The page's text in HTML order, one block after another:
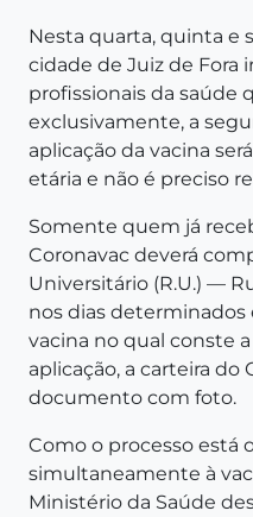
Nesta quarta, quinta e
cidade de Juiz de Fora
profissionais da saúde
exclusivamente, a
aplicação da vacina
etária e não é preciso
Somente quem já
Coronavac deverá
Universitário (R.U.) —
nos dias determinados
vacina no qual conste
aplicação, a carteira do
documento com foto.
Como o processo está
simultaneamente à
Ministério da Saúde